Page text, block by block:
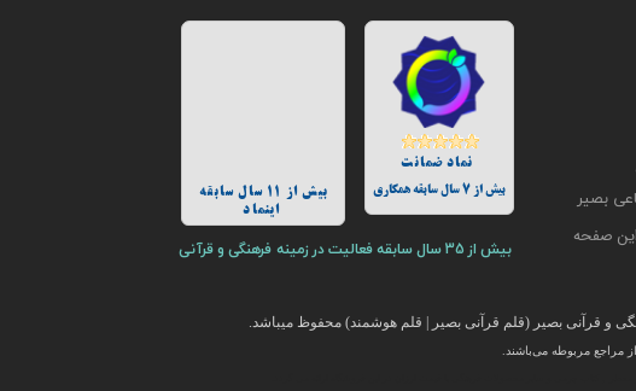
و قرآنی بصیر (قلم قرآنی بصیر | قلم هوشمند) محفوظ میباشد.
مراجع مربوطه می‌باشند.
بیش از 11 سال سابقه
اینماد
بیش از 35 سال سابقه فعالیت در زمینه فرهنگی و قرآنی
بیش از 7 سال سابقه همکاری
بصیر
صفحه